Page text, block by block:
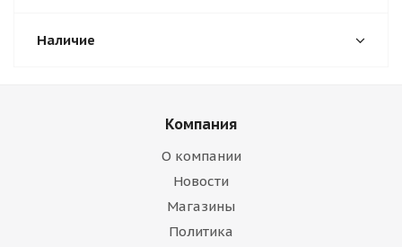
Наличие
Компания
О компании
Новости
Магазины
Политика